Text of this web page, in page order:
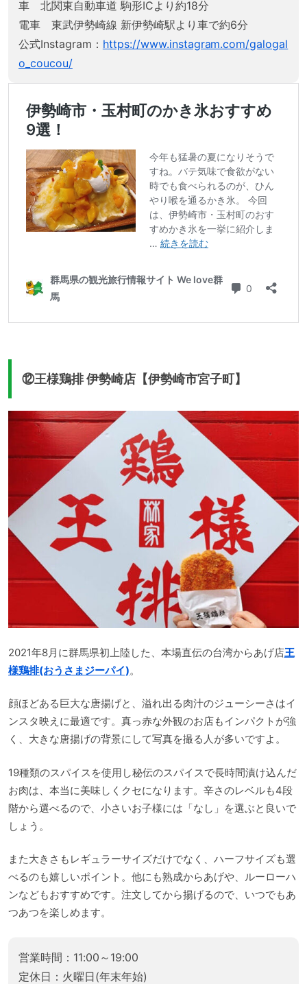
車 北関東自動車道 駒形ICより約18分
電車 東武伊勢崎線 新伊勢崎駅より車で約6分
公式Instagram： https://www.instagram.com/galogal
o_coucou/
⑫王様鶏排 伊勢崎店【伊勢崎市宮子町】
2021年8月に群馬県初上陸した、本場直伝の台湾からあげ店王
様鶏排(おうさまジーパイ)。
顔ほどある巨大な唐揚げと、溢れ出る肉汁のジューシーさはイ
ンスタ映えに最適です。真っ赤な外観のお店もインパクトが強
く、大きな唐揚げの背景にして写真を撮る人が多いですよ。
19種類のスパイスを使用し秘伝のスパイスで長時間漬け込んだ
お肉は、本当に美味しくクセになります。辛さのレベルも4段
階から選べるので、小さいお子様には「なし」を選ぶと良いで
しょう。
また大きさもレギュラーサイズだけでなく、ハーフサイズも選
べるのも嬉しいポイント。他にも熟成からあげや、ルーローハ
ンなどもおすすめです。注文してから揚げるので、いつでもあ
つあつを楽しめます。
営業時間：11:00～19:00
定休日：火曜日(年末年始)